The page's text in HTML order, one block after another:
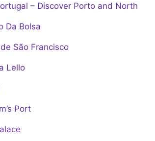
– Discover Porto and North
Da Bolsa
São Francisco
Lello
Port